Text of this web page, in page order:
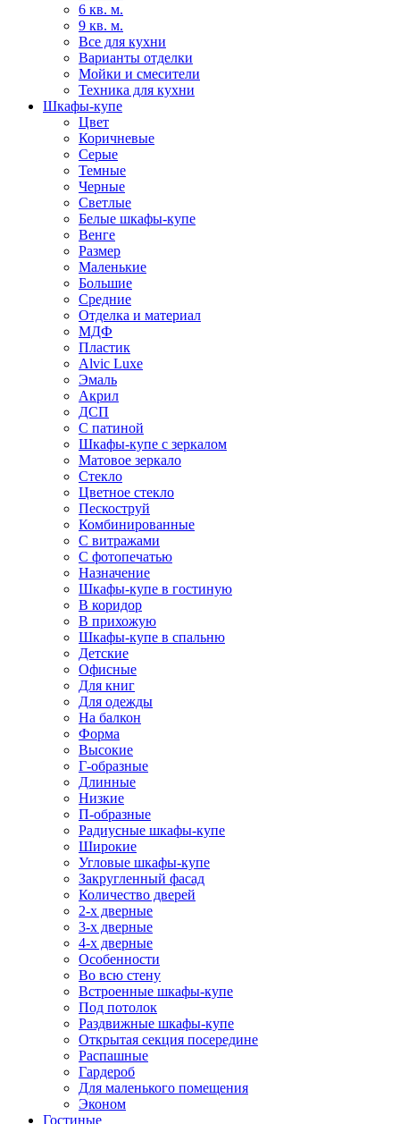
6 кв. м.
9 кв. м.
Все для кухни
Варианты отделки
Мойки и смесители
Техника для кухни
Шкафы-купе
Цвет
Коричневые
Серые
Темные
Черные
Светлые
Белые шкафы-купе
Венге
Размер
Маленькие
Большие
Средние
Отделка и материал
МДФ
Пластик
Alvic Luxe
Эмаль
Акрил
ДСП
С патиной
Шкафы-купе с зеркалом
Матовое зеркало
Стекло
Цветное стекло
Пескоструй
Комбинированные
С витражами
С фотопечатью
Назначение
Шкафы-купе в гостиную
В коридор
В прихожую
Шкафы-купе в спальню
Детские
Офисные
Для книг
Для одежды
На балкон
Форма
Высокие
Г-образные
Длинные
Низкие
П-образные
Радиусные шкафы-купе
Широкие
Угловые шкафы-купе
Закругленный фасад
Количество дверей
2-х дверные
3-х дверные
4-х дверные
Особенности
Во всю стену
Встроенные шкафы-купе
Под потолок
Раздвижные шкафы-купе
Открытая секция посередине
Распашные
Гардероб
Для маленького помещения
Эконом
Гостиные